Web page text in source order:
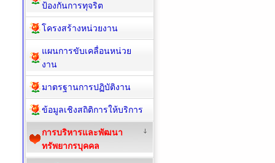
ป้องกันการทุจริต
โครงสร้างหน่วยงาน
แผนการขับเคลื่อนหน่วย
งาน
มาตรฐานการปฏิบัติงาน
ข้อมูลเชิงสถิติการให้บริการ
การบริหารและพัฒนา
ทรัพยากรบุคคล